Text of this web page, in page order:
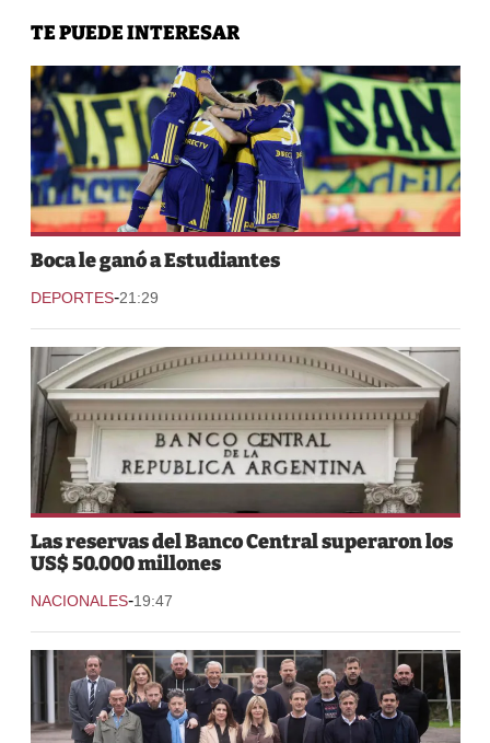
TE PUEDE INTERESAR
Boca le ganó a Estudiantes
DEPORTES-21:29
Las reservas del Banco Central superaron los
US$ 50.000 millones
NACIONALES-19:47